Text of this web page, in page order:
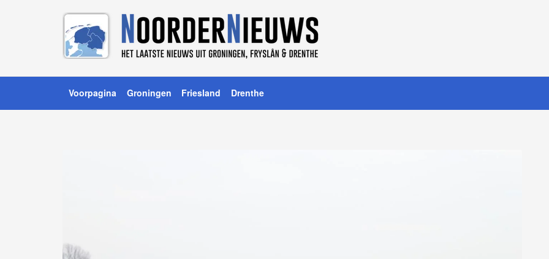
Voorpagina Groningen Friesland Drenthe